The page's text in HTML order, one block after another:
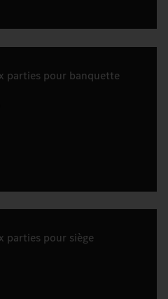
parties pour banquette
parties pour siège